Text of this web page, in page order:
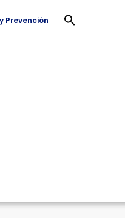
Prevención